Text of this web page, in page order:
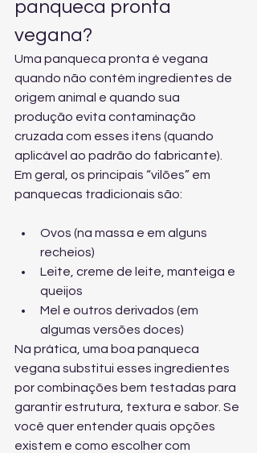
panqueca pronta
vegana?
Uma panqueca pronta é vegana
quando não contém ingredientes de
origem animal e quando sua
produção evita contaminação
cruzada com esses itens (quando
aplicável ao padrão do fabricante).
Em geral, os principais “vilões” em
panquecas tradicionais são:
Ovos (na massa e em alguns
recheios)
Leite, creme de leite, manteiga e
queijos
Mel e outros derivados (em
algumas versões doces)
Na prática, uma boa panqueca
vegana substitui esses ingredientes
por combinações bem testadas para
garantir estrutura, textura e sabor. Se
você quer entender quais opções
existem e como escolher com